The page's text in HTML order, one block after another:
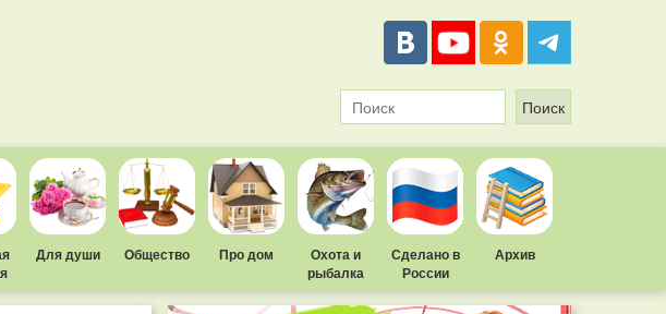
Для души Общество Про дом
Охота и
рыбалка
Сделано в
России
Архив